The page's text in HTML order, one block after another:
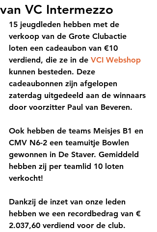
van VC Intermezzo
15 jeugdleden hebben met de
verkoop van de Grote Clubactie
loten een cadeaubon van €10
verdiend, die ze in de VCI Webshop
kunnen besteden. Deze
cadeaubonnen zijn afgelopen
zaterdag uitgedeeld aan de winnaars
door voorzitter Paul van Beveren.
Ook hebben de teams Meisjes B1 en
CMV N6-2 een teamuitje Bowlen
gewonnen in De Staver. Gemiddeld
hebben zij per teamlid 10 loten
verkocht!
Dankzij de inzet van onze leden
hebben we een recordbedrag van €
2.037,60 verdiend voor de club.